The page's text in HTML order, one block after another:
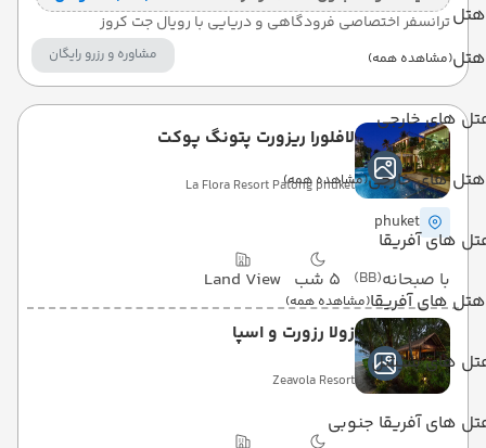
هتل
هتل(مشاهده همه)
های خارجی
هتل های خارجی(مشاهده همه)
های آفریقا
هتل های آفریقا(مشاهده همه)
های سیشل
های آفریقا جنوبی
ترانسفر اختصاصی فرودگاهی و دریایی با رویال جت کروز
مشاوره و رزرو رایگان
لافلورا ریزورت پتونگ پوکت
La Flora Resort Patong phuket
phuket
با صبحانه(BB) 5 شب
Land View
زولا رزورت و اسپا
Zeavola Resort